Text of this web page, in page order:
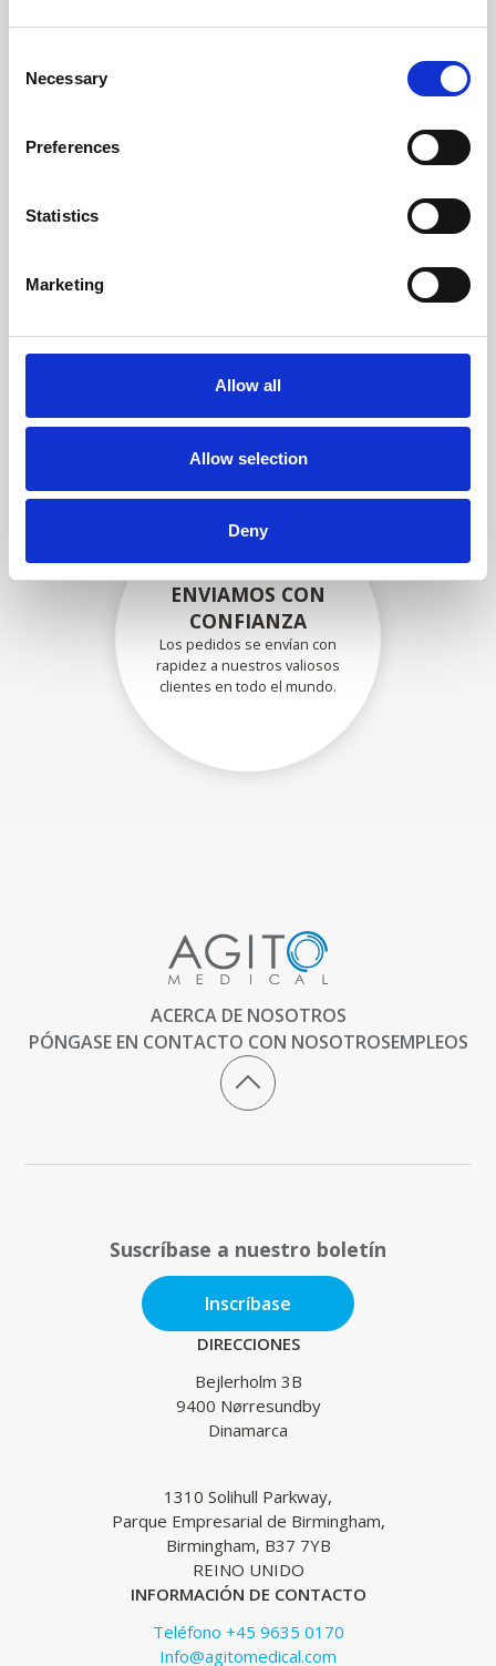
Selection
Necessary
Preferences
Statistics
Marketing
Allow all
Allow selection
Deny
EMBALADO DE
FORMA SEGURA
Cada pieza individual se
empaqueta de forma segura
ENVIAMOS CON
CONFIANZA
Los pedidos se envían con
rapidez a nuestros valiosos
clientes en todo el mundo.
ACERCA DE NOSOTROS
PÓNGASE EN CONTACTO CON NOSOTROSEMPLEOS
Suscríbase a nuestro boletín
Inscríbase
DIRECCIONES
Bejlerholm 3B
9400 Nørresundby
Dinamarca
1310 Solihull Parkway,
Parque Empresarial de Birmingham,
Birmingham, B37 7YB
REINO UNIDO
INFORMACIÓN DE CONTACTO
Teléfono +45 9635 0170
Info@agitomedical.com